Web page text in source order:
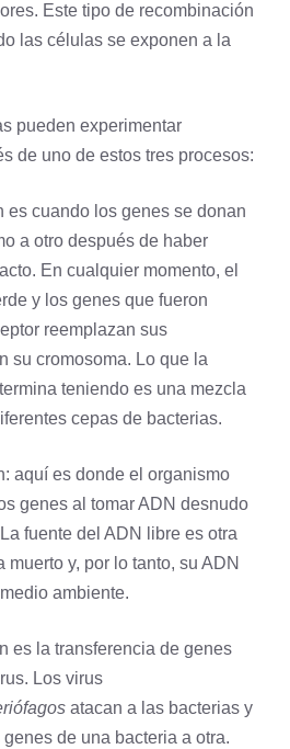
Este tipo de recombinación
las células se exponen a la
pueden experimentar
de uno de estos tres procesos:
es cuando los genes se donan
a otro después de haber
En cualquier momento, el
y los genes que fueron
reemplazan sus
su cromosoma. Lo que la
teniendo es una mezcla
cepas de bacterias.
aquí es donde el organismo
genes al tomar ADN desnudo
fuente del ADN libre es otra
muerto y, por lo tanto, su ADN
ambiente.
es la transferencia de genes
Los virus
atacan a las bacterias y
de una bacteria a otra.